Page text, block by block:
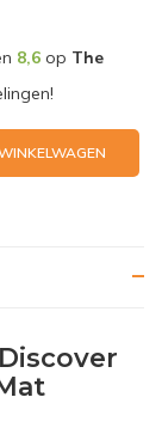
8,6op The